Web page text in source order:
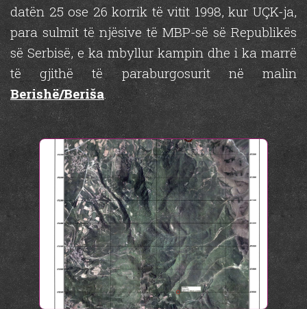
datën 25 ose 26 korrik të vitit 1998, kur UÇK-ja,
para sulmit të njësive të MBP-së së Republikës
së Serbisë, e ka mbyllur kampin dhe i ka marrë
të gjithë të paraburgosurit në malin
Berishë/Beriša